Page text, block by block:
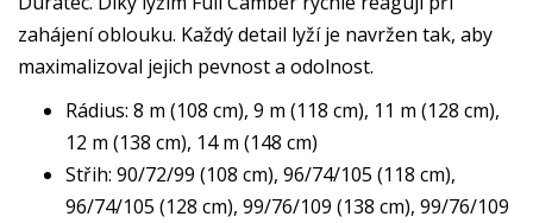
zahájení oblouku. Každý detail lyží je navržen tak, aby
maximalizoval jejich pevnost a odolnost.
Rádius: 8 m (108 cm), 9 m (118 cm), 11 m (128 cm),
12 m (138 cm), 14 m (148 cm)
Střih: 90/72/99 (108 cm), 96/74/105 (118 cm),
96/74/105 (128 cm), 99/76/109 (138 cm), 99/76/109